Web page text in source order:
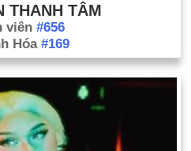
THANH TÂM
viên #656
Hóa #169